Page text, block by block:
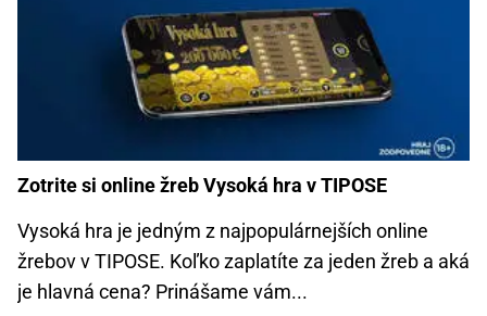
Zotrite si online žreb Vysoká hra v TIPOSE
Vysoká hra je jedným z najpopulárnejších online
žrebov v TIPOSE. Koľko zaplatíte za jeden žreb a aká
je hlavná cena? Prinášame vám...